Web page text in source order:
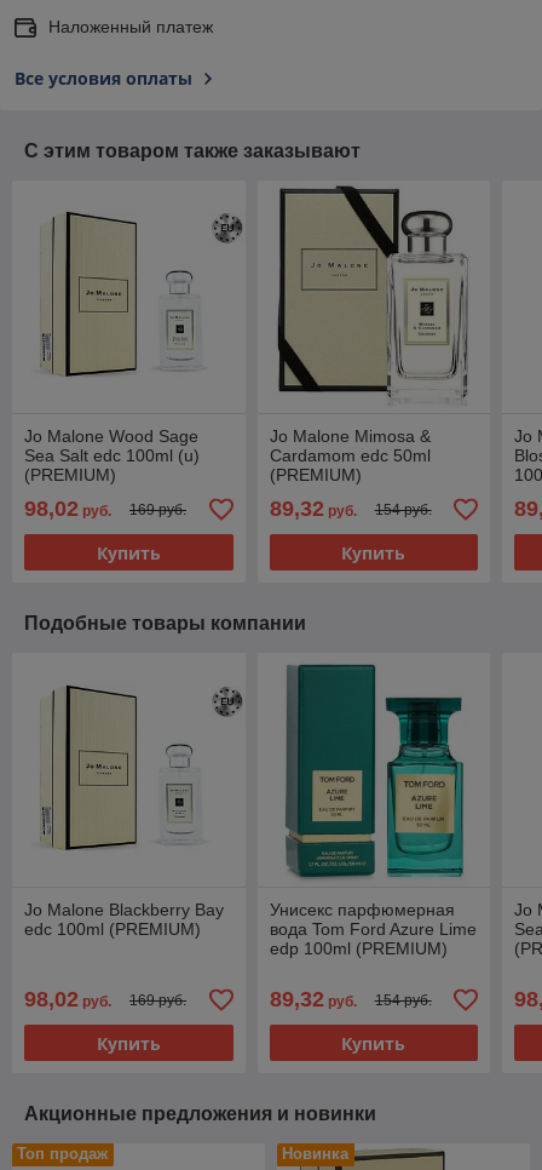
Наложенный платеж
Все условия оплаты
С этим товаром также заказывают
Jo Malone Wood Sage
Sea Salt edc 100ml (u)
(PREMIUM)
98,02 руб. 169 руб.
Купить
Jo Malone Mimosa &
Cardamom edc 50ml
(PREMIUM)
89,32руб. 154 руб.
Купить
Jo
Подобные товары компании
Jo Malone Blackberry Bay
edc 100ml (PREMIUM)
98,02 руб. 169 руб.
Купить
Унисекс парфюмерная
вода Tom Ford Azure Lime
edp 100ml (PREMIUM)
89,32руб. 154 руб.
Купить
Jo
Акционные предложения и новинки
Топ продаж Новинка